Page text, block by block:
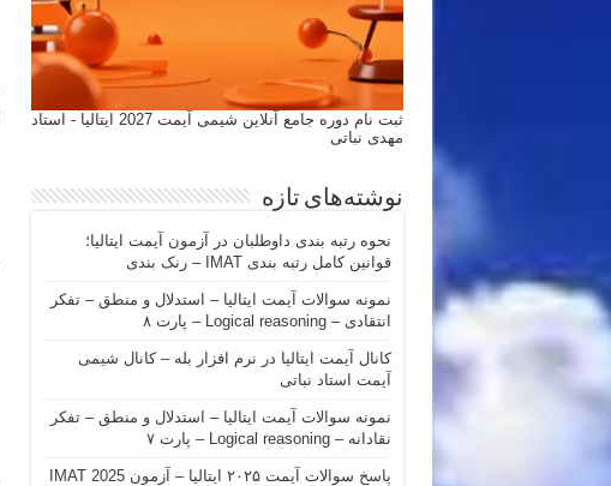
ثبت نام دوره جامع آنلاین شیمی آیمت 2027 ایتالیا - استاد
مهدی نباتی
نوشته‌های تازه
نحوه رتبه بندی داوطلبان در آزمون آیمت ایتالیا؛
قوانین کامل رتبه بندی IMAT – رنک بندی
نمونه سوالات آیمت ایتالیا – استدلال و منطق – تفکر
انتقادی – Logical reasoning – پارت ۸
کانال آیمت ایتالیا در نرم افزار بله – کانال شیمی
آیمت استاد نباتی
نمونه سوالات آیمت ایتالیا – استدلال و منطق – تفکر
نقادانه – Logical reasoning – پارت ۷
پاسخ سوالات آیمت ۲۰۲۵ ایتالیا – آزمون IMAT 2025